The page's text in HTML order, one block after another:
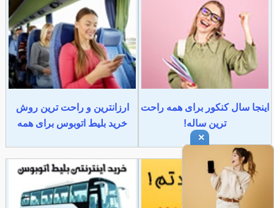
اینجا سال کنکور برای همه راحت
ترین ساله!
ارزانترین و راحت ترین روش
خرید بلیط اتوبوس برای همه
×